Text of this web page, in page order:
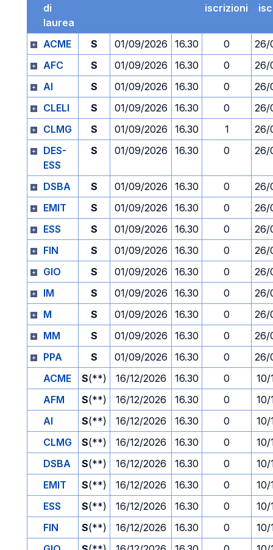
di
laurea
iscrizioni
ACME S 01/09/2026 16.30 0
26/
AFC
S 01/09/2026 16.30 0
26/
AI
S 01/09/2026 16.30 0
26/
CLELI
S 01/09/2026 16.30 0
26/
CLMG
S 01/09/2026 16.30 1
26/
DES-
ESS
S 01/09/2026 16.30 0 26/
DSBA S 01/09/2026 16.30 0
26/
EMIT
S 01/09/2026 16.30 0
26/
ESS
S 01/09/2026 16.30 0
26/
FIN
S 01/09/2026 16.30 0
26/
GIO
S 01/09/2026 16.30 0
26/
IM
S 01/09/2026 16.30 0
26/
M
S 01/09/2026 16.30 0
26/
MM
S 01/09/2026 16.30 0
26/
PPA
S 01/09/2026 16.30 0
26/
ACME
S(**) 16/12/2026 16.30 0
10/
AFM
S(**) 16/12/2026 16.30 0
10/
AI
S(**) 16/12/2026 16.30 0
10/
CLMG
S(**) 16/12/2026 16.30 0
10/
DSBA
S(**) 16/12/2026 16.30 0
10/
EMIT
S(**) 16/12/2026 16.30 0
10/
ESS
S(**) 16/12/2026 16.30 0
10/
FIN
S(**) 16/12/2026 16.30 0
10/